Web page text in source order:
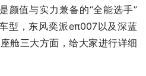
颜值与实力兼备的“全能选手”
型，东风奕派eπ007以及深蓝
舱三大方面，给大家进行详细